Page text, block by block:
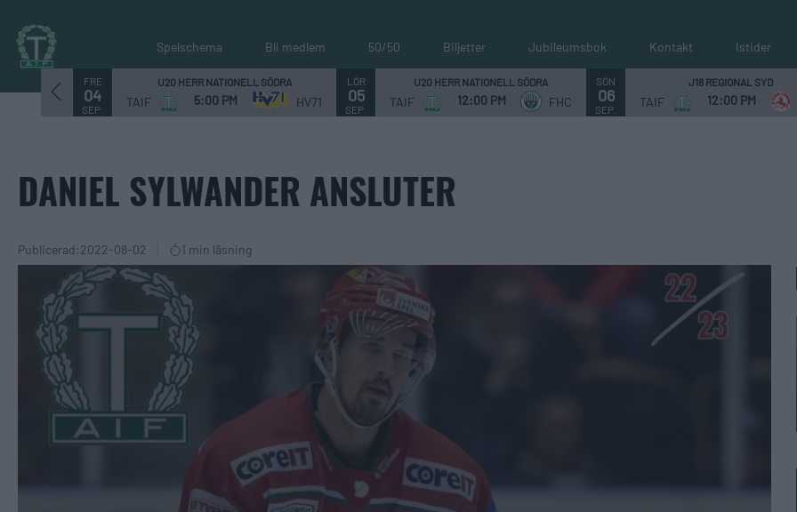
Spelschema Bli medlem 50/50 Biljetter Jubileumsbok Kontakt Istider
FRE
04
SEP.
U20 HERR NATIONELL SÖDRA
TAIF 5:00 PM HV71
LÖR
05
SEP.
U20 HERR NATIONELL SÖDRA
TAIF 12:00 PM FHC
SÖN
06
SEP.
J18 REGIONAL SYD
TAIF 12:00 PM
DANIEL SYLWANDER ANSLUTER
Publicerad:2022-08-02 1 min läsning